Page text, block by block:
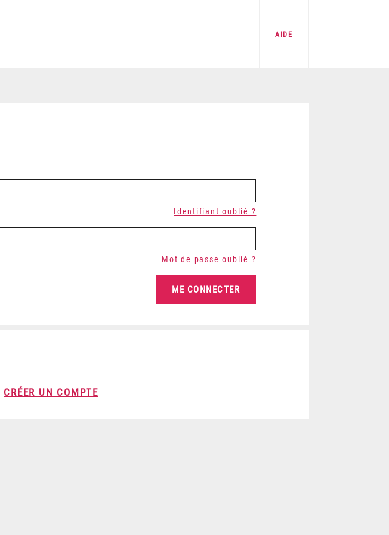
AIDE
Identifiant oublié ?
Mot de passe oublié ?
CRÉER UN COMPTE